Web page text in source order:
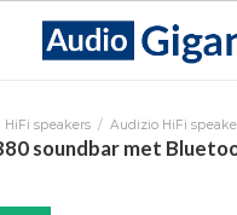
HiFi speakers / Audizio HiFi
soundbar met